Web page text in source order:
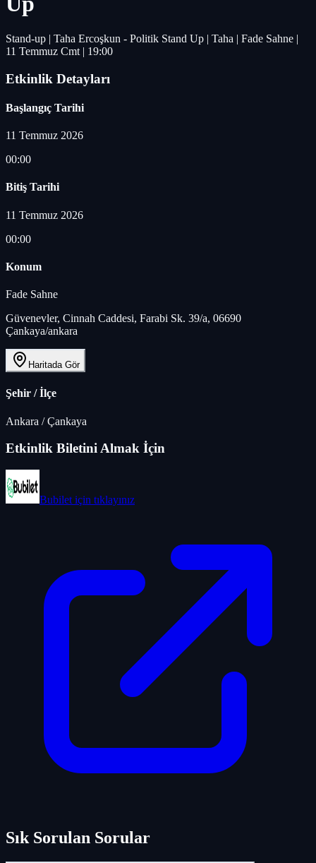
Stand-up | Taha Ercoşkun - Politik Stand Up | Taha | Fade Sahne |
11 Temmuz Cmt | 19:00
Etkinlik Detayları
Başlangıç Tarihi
11 Temmuz 2026
00:00
Bitiş Tarihi
11 Temmuz 2026
00:00
Konum
Fade Sahne
Güvenevler, Cinnah Caddesi, Farabi Sk. 39/a, 06690
Çankaya/ankara
Haritada Gör
Şehir / İlçe
Ankara /Çankaya
Etkinlik Biletini Almak İçin
Bubilet için tıklayınız
Sık Sorulan Sorular